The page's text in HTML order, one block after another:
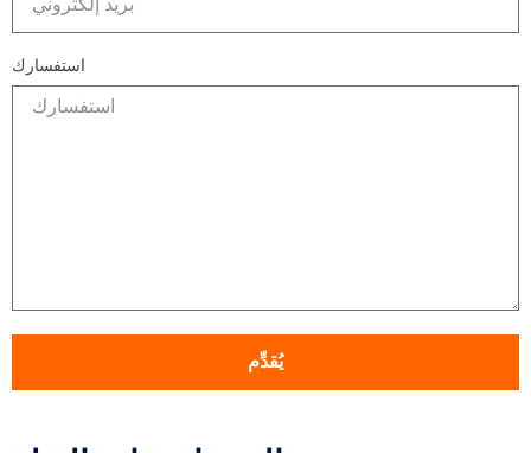
استفسارك
يُقدِّم